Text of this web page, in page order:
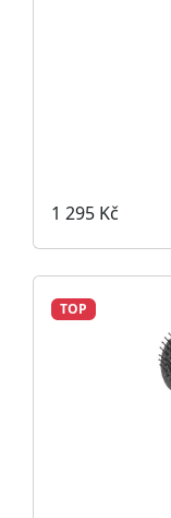
1 295 Kč
TOP